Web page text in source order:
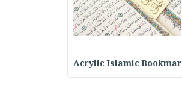
Acrylic Islamic Bookmar